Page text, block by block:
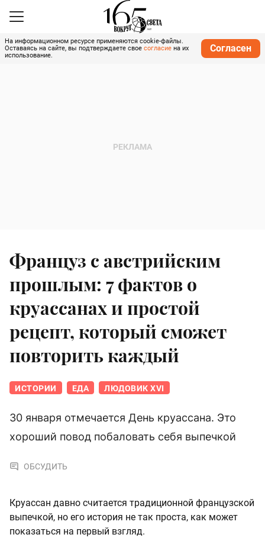
На информационном ресурсе применяются cookie-файлы.
Оставаясь на сайте, вы подтверждаете свое согласие на их
использование.
Согласен
Француз с австрийским
прошлым: 7 фактов о
круассанах и простой
рецепт, который сможет
повторить каждый
ИСТОРИИ ЕДА ЛЮДОВИК XVI
З0 января отмечается День круассана. Это
хороший повод побаловать себя выпечкой
ОБСУДИТЬ
Круассан давно считается традиционной французской
выпечкой, но его история не так проста, как может
показаться на первый взгляд.